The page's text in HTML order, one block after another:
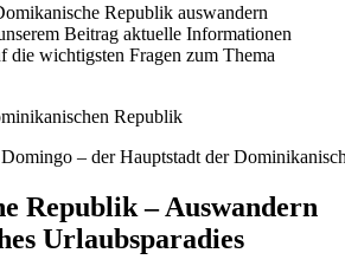
Republik auswandern
Beitrag aktuelle Informationen
die wichtigsten Fragen zum Thema
– der Hauptstadt der
Republik – Auswandern
Urlaubsparadies